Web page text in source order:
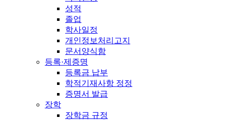
성적
졸업
학사일정
개인정보처리고지
문서양식함
등록·제증명
등록금 납부
학적기재사항 정정
증명서 발급
장학
장학금 규정